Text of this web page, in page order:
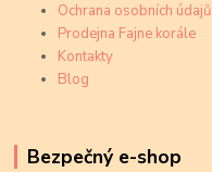
Ochrana osobních údajů
Prodejna Fajne korále
Kontakty
Blog
Bezpečný e-shop